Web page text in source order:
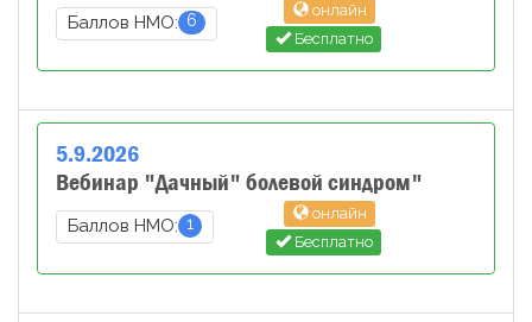
Баллов НМО: 6
онлайн
Бесплатно
5.9.2026
Вебинар "Дачный" болевой синдром"
Баллов НМО: 1
онлайн
Бесплатно